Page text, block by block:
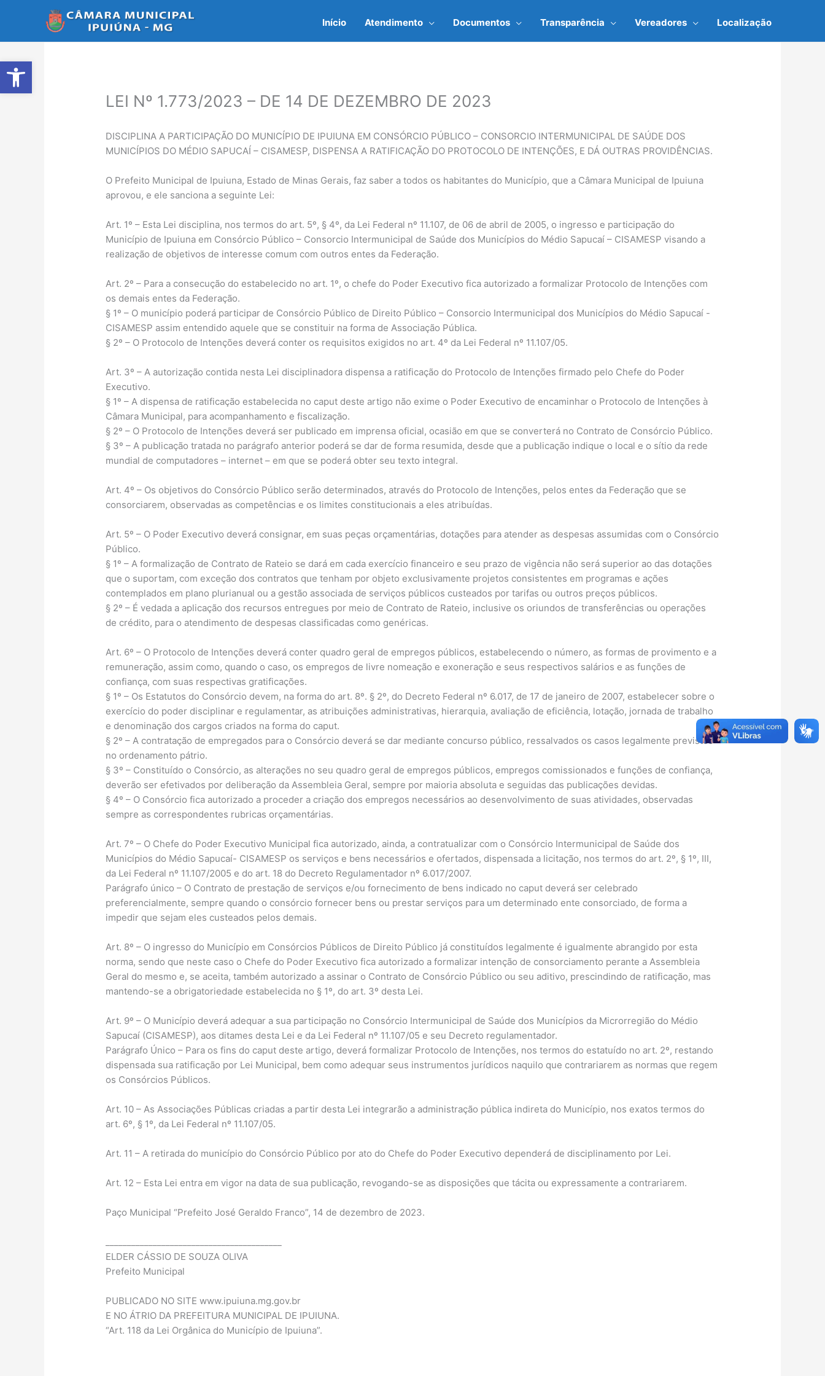
Abrir a barra de ferramentas
Início Atendimento Documentos Transparência Vereadores Localização
LEI Nº 1.773/2023 – DE 14 DE DEZEMBRO DE 2023
DISCIPLINA A PARTICIPAÇÃO DO MUNICÍPIO DE IPUIUNA EM CONSÓRCIO PÚBLICO – CONSORCIO INTERMUNICIPAL DE SAÚDE DOS
MUNICÍPIOS DO MÉDIO SAPUCAÍ – CISAMESP, DISPENSA A RATIFICAÇÃO DO PROTOCOLO DE INTENÇÕES, E DÁ OUTRAS PROVIDÊNCIAS.
O Prefeito Municipal de Ipuiuna, Estado de Minas Gerais, faz saber a todos os habitantes do Município, que a Câmara Municipal de Ipuiuna
aprovou, e ele sanciona a seguinte Lei:
Art. 1º – Esta Lei disciplina, nos termos do art. 5º, § 4º, da Lei Federal nº 11.107, de 06 de abril de 2005, o ingresso e participação do
Município de Ipuiuna em Consórcio Público – Consorcio Intermunicipal de Saúde dos Municípios do Médio Sapucaí – CISAMESP visando a
realização de objetivos de interesse comum com outros entes da Federação.
Art. 2º – Para a consecução do estabelecido no art. 1º, o chefe do Poder Executivo fica autorizado a formalizar Protocolo de Intenções com
os demais entes da Federação.
§ 1º – O município poderá participar de Consórcio Público de Direito Público – Consorcio Intermunicipal dos Municípios do Médio Sapucaí -
CISAMESP assim entendido aquele que se constituir na forma de Associação Pública.
§ 2º – O Protocolo de Intenções deverá conter os requisitos exigidos no art. 4º da Lei Federal nº 11.107/05.
Art. 3º – A autorização contida nesta Lei disciplinadora dispensa a ratificação do Protocolo de Intenções firmado pelo Chefe do Poder
Executivo.
§ 1º – A dispensa de ratificação estabelecida no caput deste artigo não exime o Poder Executivo de encaminhar o Protocolo de Intenções à
Câmara Municipal, para acompanhamento e fiscalização.
§ 2º – O Protocolo de Intenções deverá ser publicado em imprensa oficial, ocasião em que se converterá no Contrato de Consórcio Público.
§ 3º – A publicação tratada no parágrafo anterior poderá se dar de forma resumida, desde que a publicação indique o local e o sítio da rede
mundial de computadores – internet – em que se poderá obter seu texto integral.
Art. 4º – Os objetivos do Consórcio Público serão determinados, através do Protocolo de Intenções, pelos entes da Federação que se
consorciarem, observadas as competências e os limites constitucionais a eles atribuídas.
Art. 5º – O Poder Executivo deverá consignar, em suas peças orçamentárias, dotações para atender as despesas assumidas com o Consórcio
Público.
§ 1º – A formalização de Contrato de Rateio se dará em cada exercício financeiro e seu prazo de vigência não será superior ao das dotações
que o suportam, com exceção dos contratos que tenham por objeto exclusivamente projetos consistentes em programas e ações
contemplados em plano plurianual ou a gestão associada de serviços públicos custeados por tarifas ou outros preços públicos.
§ 2º – É vedada a aplicação dos recursos entregues por meio de Contrato de Rateio, inclusive os oriundos de transferências ou operações
de crédito, para o atendimento de despesas classificadas como genéricas.
Art. 6º – O Protocolo de Intenções deverá conter quadro geral de empregos públicos, estabelecendo o número, as formas de provimento e a
remuneração, assim como, quando o caso, os empregos de livre nomeação e exoneração e seus respectivos salários e as funções de
confiança, com suas respectivas gratificações.
§ 1º – Os Estatutos do Consórcio devem, na forma do art. 8º. § 2º, do Decreto Federal nº 6.017, de 17 de janeiro de 2007, estabelecer sobre o
exercício do poder disciplinar e regulamentar, as atribuições administrativas, hierarquia, avaliação de eficiência, lotação, jornada de trabalho
e denominação dos cargos criados na forma do caput.
§ 2º – A contratação de empregados para o Consórcio deverá se dar mediante concurso público, ressalvados os casos legalmente previstos
no ordenamento pátrio.
§ 3º – Constituído o Consórcio, as alterações no seu quadro geral de empregos públicos, empregos comissionados e funções de confiança,
deverão ser efetivados por deliberação da Assembleia Geral, sempre por maioria absoluta e seguidas das publicações devidas.
§ 4º – O Consórcio fica autorizado a proceder a criação dos empregos necessários ao desenvolvimento de suas atividades, observadas
sempre as correspondentes rubricas orçamentárias.
Art. 7º – O Chefe do Poder Executivo Municipal fica autorizado, ainda, a contratualizar com o Consórcio Intermunicipal de Saúde dos
Municípios do Médio Sapucaí- CISAMESP os serviços e bens necessários e ofertados, dispensada a licitação, nos termos do art. 2º, § 1º, III,
da Lei Federal nº 11.107/2005 e do art. 18 do Decreto Regulamentador nº 6.017/2007.
Parágrafo único – O Contrato de prestação de serviços e/ou fornecimento de bens indicado no caput deverá ser celebrado
preferencialmente, sempre quando o consórcio fornecer bens ou prestar serviços para um determinado ente consorciado, de forma a
impedir que sejam eles custeados pelos demais.
Art. 8º – O ingresso do Município em Consórcios Públicos de Direito Público já constituídos legalmente é igualmente abrangido por esta
norma, sendo que neste caso o Chefe do Poder Executivo fica autorizado a formalizar intenção de consorciamento perante a Assembleia
Geral do mesmo e, se aceita, também autorizado a assinar o Contrato de Consórcio Público ou seu aditivo, prescindindo de ratificação, mas
mantendo-se a obrigatoriedade estabelecida no § 1º, do art. 3º desta Lei.
Art. 9º – O Município deverá adequar a sua participação no Consórcio Intermunicipal de Saúde dos Municípios da Microrregião do Médio
Sapucaí (CISAMESP), aos ditames desta Lei e da Lei Federal nº 11.107/05 e seu Decreto regulamentador.
Parágrafo Único – Para os fins do caput deste artigo, deverá formalizar Protocolo de Intenções, nos termos do estatuído no art. 2º, restando
dispensada sua ratificação por Lei Municipal, bem como adequar seus instrumentos jurídicos naquilo que contrariarem as normas que regem
os Consórcios Públicos.
Art. 10 – As Associações Públicas criadas a partir desta Lei integrarão a administração pública indireta do Município, nos exatos termos do
art. 6º, § 1º, da Lei Federal nº 11.107/05.
Art. 11 – A retirada do município do Consórcio Público por ato do Chefe do Poder Executivo dependerá de disciplinamento por Lei.
Art. 12 – Esta Lei entra em vigor na data de sua publicação, revogando-se as disposições que tácita ou expressamente a contrariarem.
Paço Municipal “Prefeito José Geraldo Franco”, 14 de dezembro de 2023.
ELDER CÁSSIO DE SOUZA OLIVA
Prefeito Municipal
PUBLICADO NO SITE www.ipuiuna.mg.gov.br
E NO ÁTRIO DA PREFEITURA MUNICIPAL DE IPUIUNA.
“Art. 118 da Lei Orgânica do Município de Ipuiuna”.